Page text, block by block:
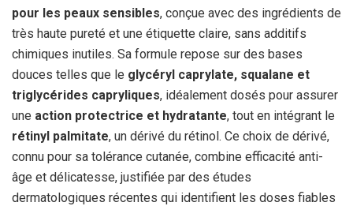
pour les peaux sensibles, conçue avec des ingrédients de
très haute pureté et une étiquette claire, sans additifs
chimiques inutiles. Sa formule repose sur des bases
douces telles que le glycéryl caprylate, squalane et
triglycérides capryliques, idéalement dosés pour assurer
une action protectrice et hydratante, tout en intégrant le
rétinyl palmitate, un dérivé du rétinol. Ce choix de dérivé,
connu pour sa tolérance cutanée, combine efficacité anti-
âge et délicatesse, justifiée par des études
dermatologiques récentes qui identifient les doses fiables